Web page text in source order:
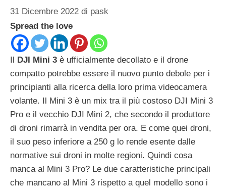
31 Dicembre 2022 di pask
Spread the love
Il DJI Mini 3 è ufficialmente decollato e il drone
compatto potrebbe essere il nuovo punto debole per i
principianti alla ricerca della loro prima videocamera
volante. Il Mini 3 è un mix tra il più costoso DJI Mini 3
Pro e il vecchio DJI Mini 2, che secondo il produttore
di droni rimarrà in vendita per ora. E come quei droni,
il suo peso inferiore a 250 g lo rende esente dalle
normative sui droni in molte regioni. Quindi cosa
manca al Mini 3 Pro? Le due caratteristiche principali
che mancano al Mini 3 rispetto a quel modello sono i